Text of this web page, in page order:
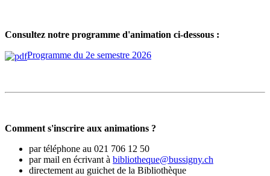
Consultez notre programme d'animation ci-dessous :
Programme du 2e semestre 2026
Comment s'inscrire aux animations ?
par téléphone au 021 706 12 50
par mail en écrivant à bibliotheque@bussigny.ch
directement au guichet de la Bibliothèque